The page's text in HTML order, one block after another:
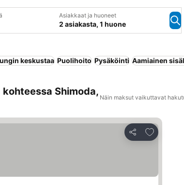
Asiakkaat ja huoneet
2 asiakasta, 1 huone
keskustaa Puolihoito Pysäköinti Aamiainen
Shimoda,
Näin maksut vaikuttavat
Jaa
Lisää